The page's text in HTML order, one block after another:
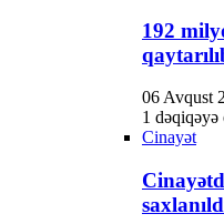
192
06 Avqust
1
Cinayət